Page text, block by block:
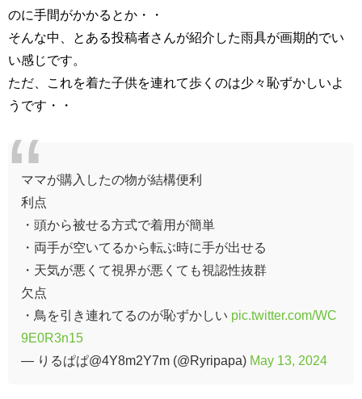
のに手間がかかるとか・・
そんな中、とある投稿者さんが紹介した雨具が画期的でい
い感じです。
ただ、これを着た子供を連れて歩くのは少々恥ずかしいよ
うです・・
ママが購入したの物が結構便利
利点
・頭から被せる方式で着用が簡単
・両手が空いてるから転ぶ時に手が出せる
・天気が悪くて視界が悪くても視認性抜群
欠点
・鳥を引き連れてるのが恥ずかしい pic.twitter.com/WC
9E0R3n15
— りるぱぱ@4Y8m2Y7m (@Ryripapa) May 13, 2024